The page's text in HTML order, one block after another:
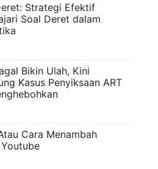
Strategi Efektif
Soal Deret dalam
Bikin Ulah, Kini
Kasus Penyiksaan ART
Cara Menambah